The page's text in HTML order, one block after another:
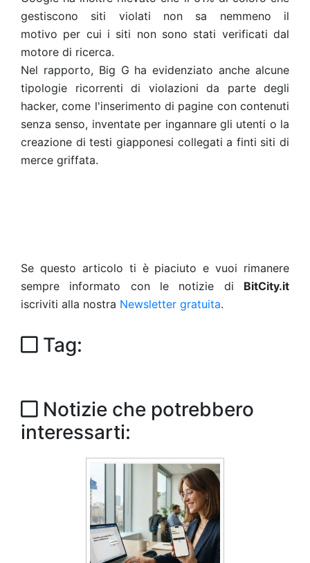
gestiscono siti violati non sa nemmeno il
motivo per cui i siti non sono stati verificati dal
motore di ricerca.
Nel rapporto, Big G ha evidenziato anche alcune
tipologie ricorrenti di violazioni da parte degli
hacker, come l'inserimento di pagine con contenuti
senza senso, inventate per ingannare gli utenti o la
creazione di testi giapponesi collegati a finti siti di
merce griffata.
Se questo articolo ti è piaciuto e vuoi rimanere
sempre informato con le notizie di BitCity.it
iscriviti alla nostra Newsletter gratuita.
Tag:
Notizie che potrebbero
interessarti: